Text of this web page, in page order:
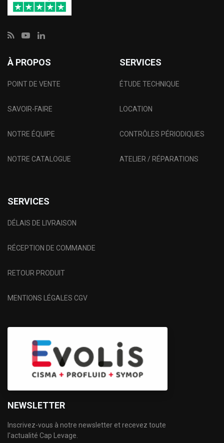
À PROPOS
POINT DE VENTE
SAVOIR-FAIRE
NOTRE ÉQUIPE
NOTRE CATALOGUE
SERVICES
ÉTUDE TECHNIQUE
LOCATION
CONTRÔLES PÉRIODIQUES
ATELIER / RÉPARATIONS
SERVICES
DÉLAIS DE LIVRAISON
RÉCEPTION DE COMMANDE
RETOUR PRODUIT
MENTIONS LÉGALES CGV
NEWSLETTER
Inscrivez-vous à notre newsletter et recevez toute
l'actualité Cap Levage.